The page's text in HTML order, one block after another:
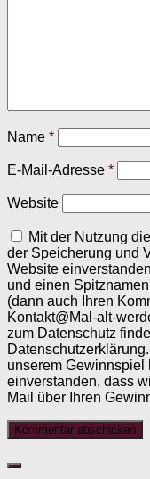
Name *
E-Mail-Adresse *
Website
Mit der Nutzung
der Speicherung und
Website
und einen
(dann auch Ihren
Kontakt@Mal-alt-
zum Datenschutz
unserem Gewinnspiel
einverstanden, dass
Mail über Ihren